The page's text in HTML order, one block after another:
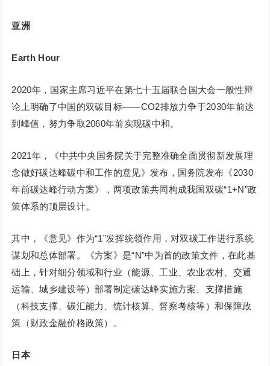
亚洲
Earth Hour
2020年，国家主席习近平在第七十五届联合国大会一般性辩
论上明确了中国的双碳目标——CO2排放力争于2030年前达
到峰值，努力争取2060年前实现碳中和。
2021年，《中共中央国务院关于完整准确全面贯彻新发展理
念做好碳达峰碳中和工作的意见》发布，国务院发布《2030
年前碳达峰行动方案》，两项政策共同构成我国双碳“1+N”政
策体系的顶层设计。
其中，《意见》作为“1”发挥统领作用，对双碳工作进行系统
谋划和总体部署。《方案》是“N”中为首的政策文件，在此基
础上，针对细分领域和行业（能源、工业、农业农村、交通
运输、城乡建设等）部署制定碳达峰实施方案、支撑措施
（科技支撑、碳汇能力、统计核算、督察考核等）和保障政
策（财政金融价格政策）。
日本